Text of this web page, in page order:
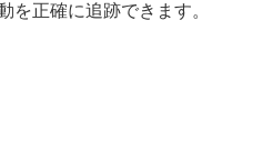
を正確に追跡できます。